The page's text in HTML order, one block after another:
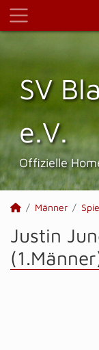
SV
e.V.
Offizielle
Männer
Justin